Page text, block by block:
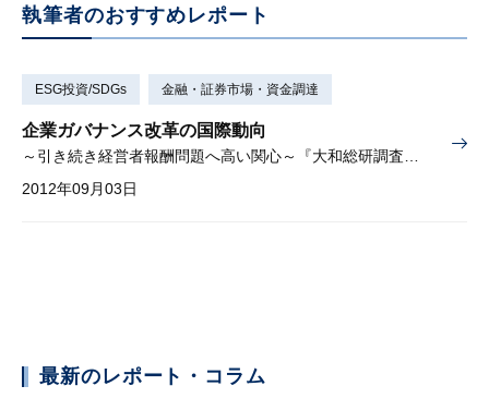
執筆者のおすすめレポート
ESG投資/SDGs 金融・証券市場・資金調達
企業ガバナンス改革の国際動向
2012年09月03日
最新のレポート・コラム